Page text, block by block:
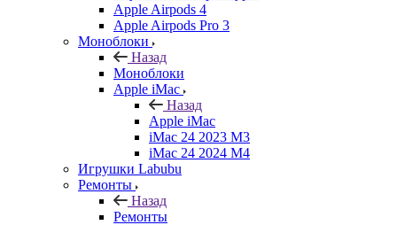
Apple Airpods 4
Apple Airpods Pro 3
Моноблоки
Назад
Моноблоки
Apple iMac
Назад
Apple iMac
iMac 24 2023 M3
iMac 24 2024 M4
Игрушки Labubu
Ремонты
Назад
Ремонты